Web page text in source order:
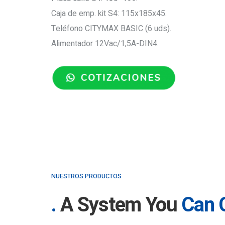
Caja de emp. kit S4: 115x185x45.
Teléfono CITYMAX BASIC (6 uds).
Alimentador 12Vac/1,5A-DIN4.
NUESTROS PRODUCTOS
A System YouCan